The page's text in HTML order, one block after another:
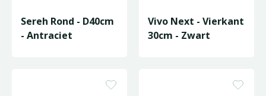
Sereh Rond - D40cm
- Antraciet
Vivo Next - Vierkant
30cm - Zwart